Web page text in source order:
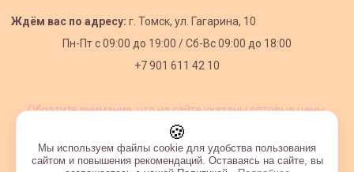
Ждём вас по адресу: г. Томск, ул. Гагарина, 10
Пн-Пт с09:00 до 19:00 /Сб-Вс 09:00 до 18:00
+7 901 611 42 10
Обратите внимание, что на сайте указаны оптовые цены,
🍪
Мы используем файлы cookie для удобства пользования
сайтом и повышения рекомендаций. Оставаясь на сайте, вы